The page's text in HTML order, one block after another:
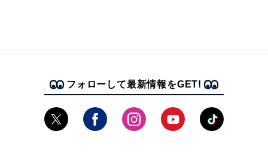
フォローして最新情報をGET!